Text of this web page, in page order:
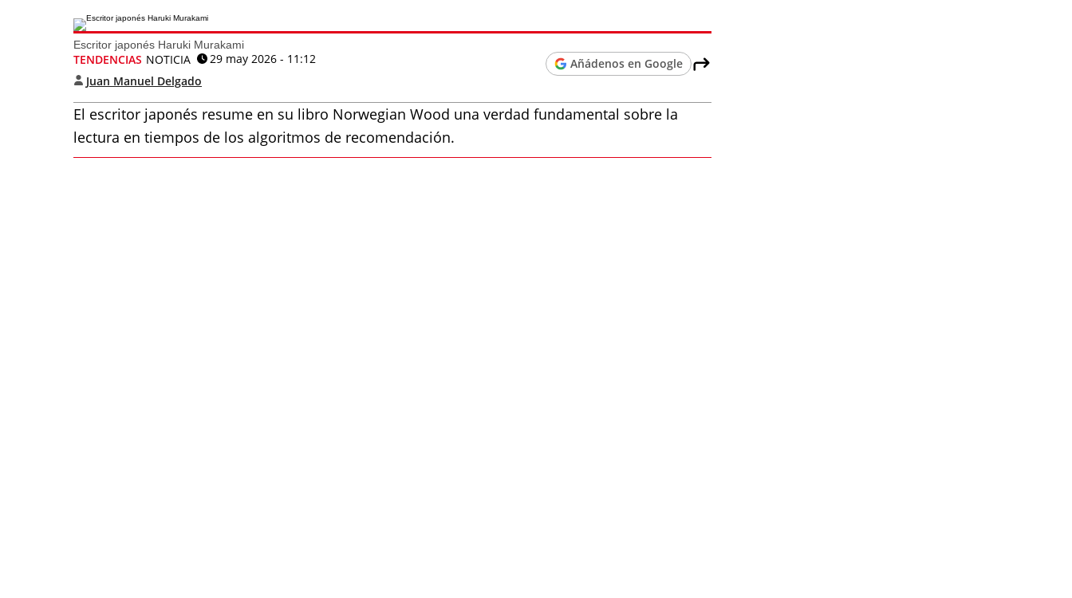
Escritor japonés Haruki Murakami
TENDENCIAS NOTICIA
29 may 2026 - 11:12
Juan Manuel Delgado
Añádenos en Google
El escritor japonés resume en su libro Norwegian Wood una verdad fundamental sobre la
lectura en tiempos de los algoritmos de recomendación.